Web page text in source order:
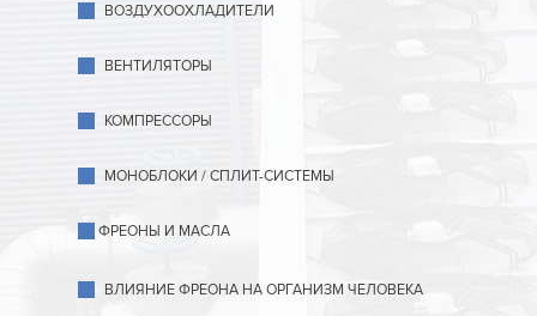
ВОЗДУХООХЛАДИТЕЛИ
ВЕНТИЛЯТОРЫ
КОМПРЕССОРЫ
МОНОБЛОКИ / СПЛИТ-СИСТЕМЫ
ФРЕОНЫ И МАСЛА
ВЛИЯНИЕ ФРЕОНА НА ОРГАНИЗМ ЧЕЛОВЕКА